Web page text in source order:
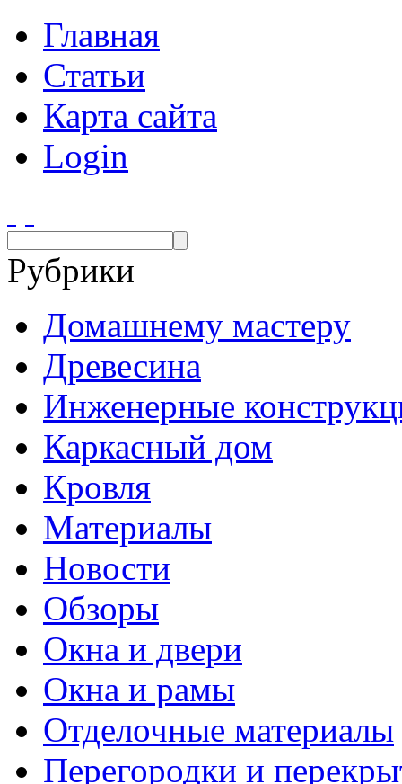
Главная
Статьи
Карта сайта
Login
Рубрики
Домашнему мастеру
Древесина
Инженерные
Каркасный дом
Кровля
Материалы
Новости
Обзоры
Окна и двери
Окна и рамы
Отделочные материалы
Перегородки и